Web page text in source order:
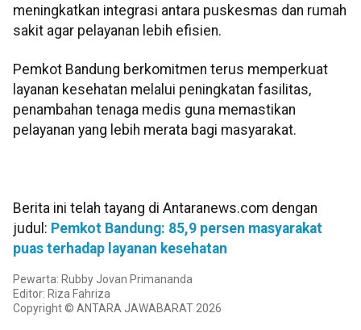
meningkatkan integrasi antara puskesmas dan rumah
sakit agar pelayanan lebih efisien.
Pemkot Bandung berkomitmen terus memperkuat
layanan kesehatan melalui peningkatan fasilitas,
penambahan tenaga medis guna memastikan
pelayanan yang lebih merata bagi masyarakat.
Berita ini telah tayang di Antaranews.com dengan
judul: Pemkot Bandung: 85,9 persen masyarakat
puas terhadap layanan kesehatan
Pewarta: Rubby Jovan Primananda
Editor: Riza Fahriza
Copyright © ANTARA JAWABARAT 2026